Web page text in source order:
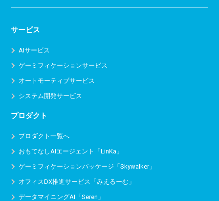
サービス
AIサービス
ゲーミフィケーションサービス
オートモーティブサービス
システム開発サービス
プロダクト
プロダクト一覧へ
おもてなしAIエージェント「LinKa」
ゲーミフィケーションパッケージ「Skywalker」
オフィスDX推進サービス 「みえるーむ」
データマイニングAI「Seren」